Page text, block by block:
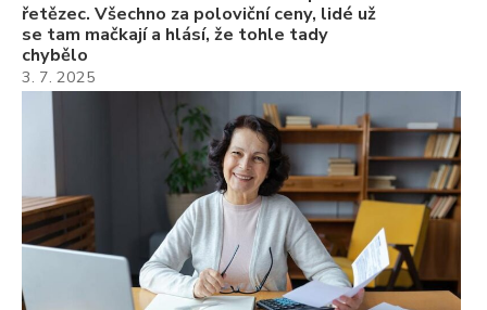
řetězec. Všechno za poloviční ceny, lidé už
se tam mačkají a hlásí, že tohle tady
chybělo
3. 7. 2025